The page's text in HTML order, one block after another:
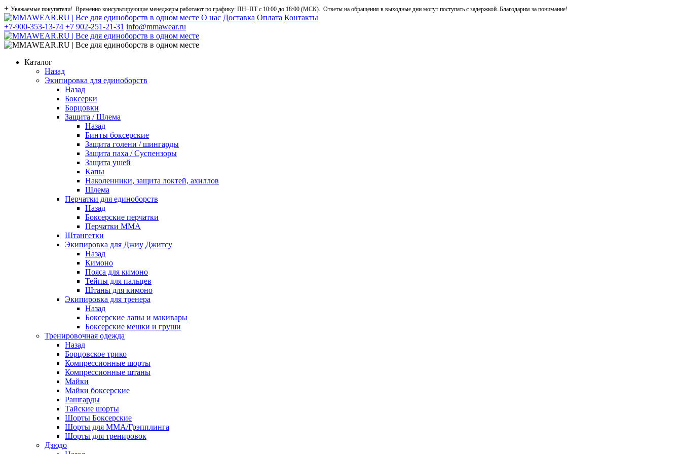
+ Уважаемые покупатели! Временно консультирующие менеджеры работают по графику: ПН–ПТ с 10:00 до 18:00 (МСК). Ответы на обращения в выходные дни могут поступать с задержкой. Благодарим за понимание!
О нас Доставка Оплата Контакты
+7-900-353-13-74 +7 902-251-21-31 info@mmawear.ru
Каталог
Назад
Экипировка для единоборств
Назад
Боксерки
Борцовки
Защита / Шлема
Назад
Бинты боксерские
Защита голени / шингарды
Защита паха / Суспензоры
Защита ушей
Капы
Наколенники, защита локтей, ахиллов
Шлема
Перчатки для единоборств
Назад
Боксерские перчатки
Перчатки ММА
Штангетки
Экипировка для Джиу Джитсу
Назад
Кимоно
Пояса для кимоно
Тейпы для пальцев
Штаны для кимоно
Экипировка для тренера
Назад
Боксерские лапы и макивары
Боксерские мешки и груши
Тренировочная одежда
Назад
Борцовское трико
Компрессионные шорты
Компрессионные штаны
Майки
Майки боксерские
Рашгарды
Тайские шорты
Шорты Боксерские
Шорты для ММА/Грэпплинга
Шорты для тренировок
Дзюдо